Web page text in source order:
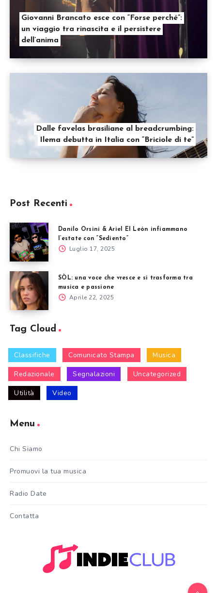
Giovanni Brancato esce con “Forse perché”:
un viaggio tra rinascita e il persistere
dell’anima
Dalle favelas brasiliane al breadcrumbing:
Ilema debutta in Italia con “Briciole di te”
Post Recenti
Danilo Orsini & Ariel El León infiammano
l’estate con “Sediento”
Luglio 17, 2025
SÒL: una voce che vresce e si trasforma tra
musica e passione
Aprile 22, 2025
Tag Cloud
Classifiche Comunicato Stampa Musica
Redazionale Segnalazioni Uncategorized
Utilità Video
Menu
Chi Siamo
Promuovi la tua musica
Radio Date
Contatta